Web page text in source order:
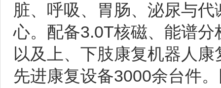
脏、呼吸、胃肠、泌尿与
心。配备3.0T核磁、能谱
以及上、下肢康复机器人
先进康复设备3000余台件